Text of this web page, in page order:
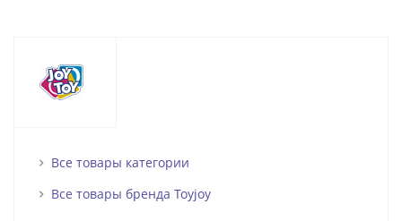
Все товары категории
Все товары бренда Toyjoy